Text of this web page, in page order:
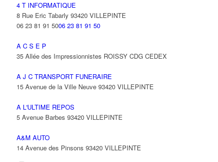
4 T INFORMATIQUE
8 Rue Eric Tabarly 93420 VILLEPINTE
06 23 81 91 5006 23 81 91 50
A C S E P
35 Allée des Impressionnistes ROISSY CDG CEDEX
A J C TRANSPORT FUNERAIRE
15 Avenue de la Ville Neuve 93420 VILLEPINTE
A L'ULTIME REPOS
5 Avenue Barbes 93420 VILLEPINTE
A&M AUTO
14 Avenue des Pinsons 93420 VILLEPINTE